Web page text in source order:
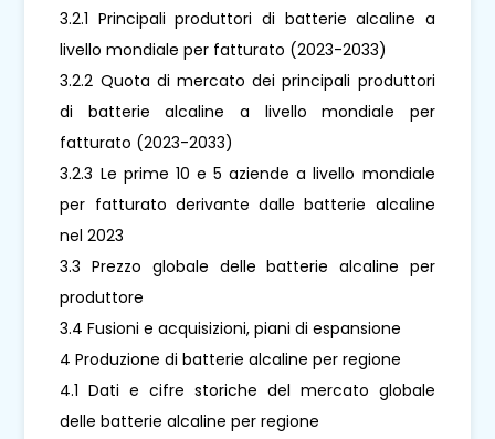
3.2.1 Principali produttori di batterie alcaline a
livello mondiale per fatturato (2023-2033)
3.2.2 Quota di mercato dei principali produttori
di batterie alcaline a livello mondiale per
fatturato (2023-2033)
3.2.3 Le prime 10 e 5 aziende a livello mondiale
per fatturato derivante dalle batterie alcaline
nel 2023
3.3 Prezzo globale delle batterie alcaline per
produttore
3.4 Fusioni e acquisizioni, piani di espansione
4 Produzione di batterie alcaline per regione
4.1 Dati e cifre storiche del mercato globale
delle batterie alcaline per regione